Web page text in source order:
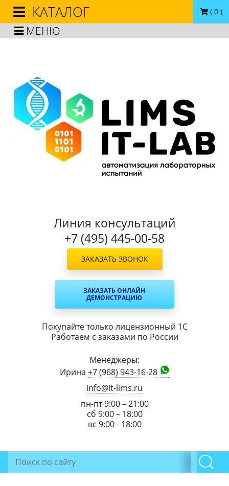
МЕНЮ
( 0 )
Линия консультаций
+7 (495) 445-00-58
ЗАКАЗАТЬ ЗВОНОК
ЗАКАЗАТЬ ОНЛАЙН
ДЕМОНСТРАЦИЮ
Покупайте только лицензионный 1С
Работаем с заказами по России
Менеджеры:
Ирина +7 (968) 943-16-28
info@it-lims.ru
пн-пт 9:00 – 21:00
сб 9:00 – 18:00
вс 9:00 - 18:00
КАТАЛОГ